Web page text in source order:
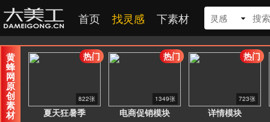
首页 找灵感 下素材 灵感
黄
蜂
网
原
创
素
材 夏天狂暑季
822张
热门
电商促销模块
1349张
热门
详情模块
723张
热门